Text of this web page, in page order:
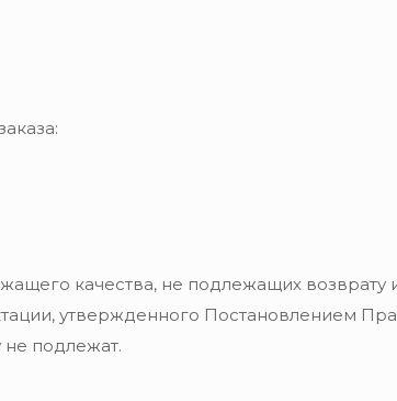
качества, не подлежащих возврату
утвержденного Постановлением
подлежат.